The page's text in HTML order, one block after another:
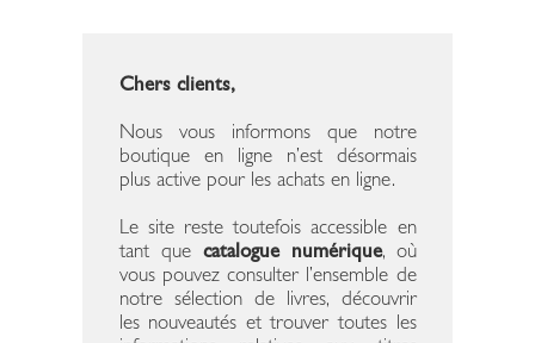
Chers clients,
Nous vous informons que notre
boutique en ligne n’est désormais
plus active pour les achats en ligne.
Le site reste toutefois accessible en
tant que catalogue numérique, où
vous pouvez consulter l’ensemble de
notre sélection de livres, découvrir
les nouveautés et trouver toutes les